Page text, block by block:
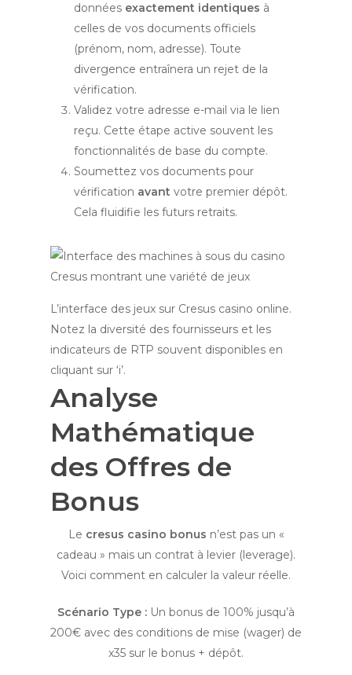
données exactement identiques à
celles de vos documents officiels
(prénom, nom, adresse). Toute
divergence entraînera un rejet de la
vérification.
Validez votre adresse e-mail via le lien
reçu. Cette étape active souvent les
fonctionnalités de base du compte.
Soumettez vos documents pour
vérification avant votre premier dépôt.
Cela fluidifie les futurs retraits.
L’interface des jeux sur Cresus casino online.
Notez la diversité des fournisseurs et les
indicateurs de RTP souvent disponibles en
cliquant sur ‘i’.
Analyse
Mathématique
des Offres de
Bonus
Le cresus casino bonus n’est pas un «
cadeau » mais un contrat à levier (leverage).
Voici comment en calculer la valeur réelle.
Scénario Type : Un bonus de 100% jusqu’à
200€ avec des conditions de mise (wager) de
x35 sur le bonus + dépôt.